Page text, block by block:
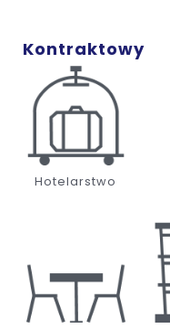
Kontraktowy
Hotelarstwo